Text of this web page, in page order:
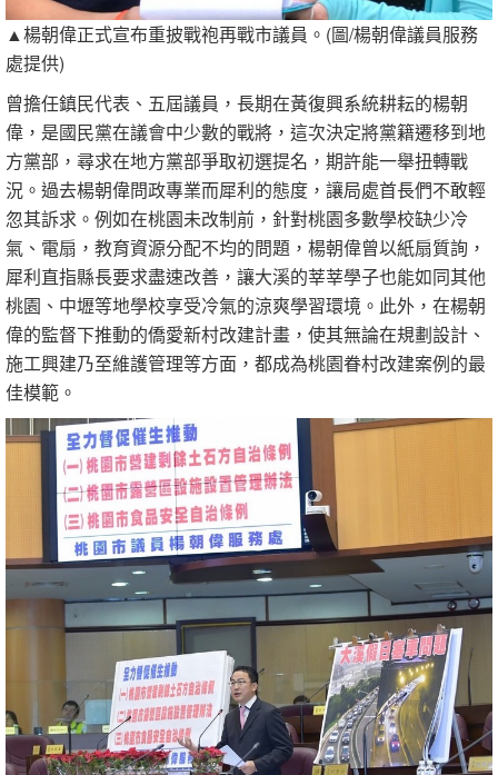
▲楊朝偉正式宣布重披戰袍再戰市議員。(圖/楊朝偉議員服務
處提供)
曾擔任鎮民代表、五屆議員，長期在黃復興系統耕耘的楊朝
偉，是國民黨在議會中少數的戰將，這次決定將黨籍遷移到地
方黨部，尋求在地方黨部爭取初選提名，期許能一舉扭轉戰
況。過去楊朝偉問政專業而犀利的態度，讓局處首長們不敢輕
忽其訴求。例如在桃園未改制前，針對桃園多數學校缺少冷
氣、電扇，教育資源分配不均的問題，楊朝偉曾以紙扇質詢，
犀利直指縣長要求盡速改善，讓大溪的莘莘學子也能如同其他
桃園、中壢等地學校享受冷氣的涼爽學習環境。此外，在楊朝
偉的監督下推動的僑愛新村改建計畫，使其無論在規劃設計、
施工興建乃至維護管理等方面，都成為桃園眷村改建案例的最
佳模範。